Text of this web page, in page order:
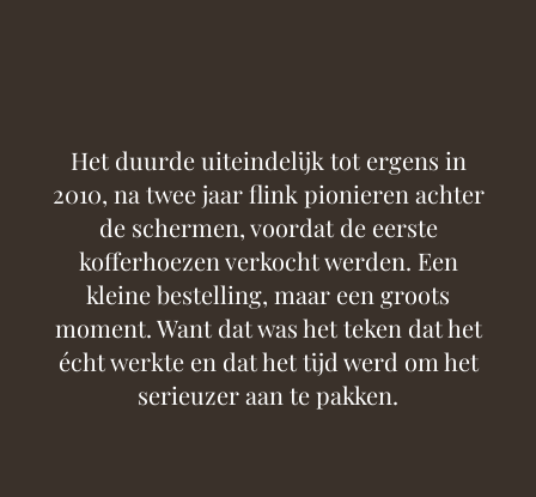
Het duurde uiteindelijk tot ergens in
2010, na twee jaar flink pionieren achter
de schermen, voordat de eerste
kofferhoezen verkocht werden. Een
kleine bestelling, maar een groots
moment. Want dat was het teken dat het
écht werkte en dat het tijd werd om het
serieuzer aan te pakken.